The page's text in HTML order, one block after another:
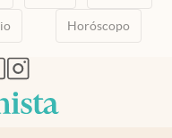
Horóscopo
pestaña
nueva pestaña
en nueva pestaña
abre en nueva pestaña
abre en nueva pestaña